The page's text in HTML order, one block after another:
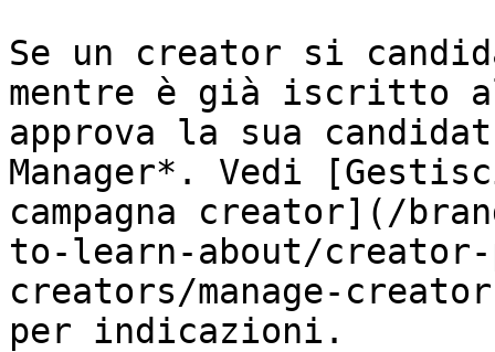
Se un creator si
mentre è già iscritto
approva la sua
Manager*. Vedi
campagna creator](/
to-learn-about/
creators/manage-
per indicazioni.